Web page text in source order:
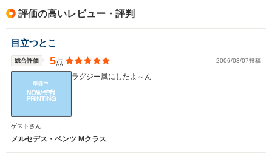
評価の高いレビュー・評判
目立つとこ
総合評価 5点 2006/03/07投稿
ラグジー風にしたよ～ん
ゲストさん
メルセデス・ベンツ Mクラス